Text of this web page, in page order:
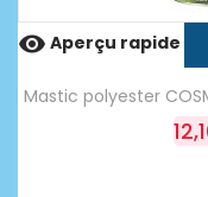
 Aperçu rapide
Mastic polyester